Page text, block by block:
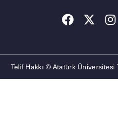
Telif Hakkı © Atatürk Üniversitesi